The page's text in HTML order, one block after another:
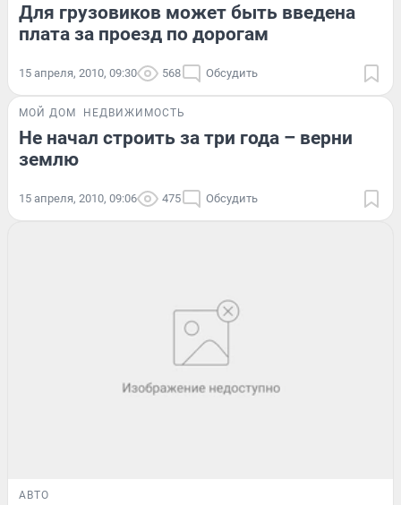
Для грузовиков может быть введена
плата за проезд по дорогам
15 апреля, 2010, 09:30 568 Обсудить
МОЙ ДОМ НЕДВИЖИМОСТЬ
Не начал строить за три года – верни
землю
15 апреля, 2010, 09:06 475 Обсудить
АВТО